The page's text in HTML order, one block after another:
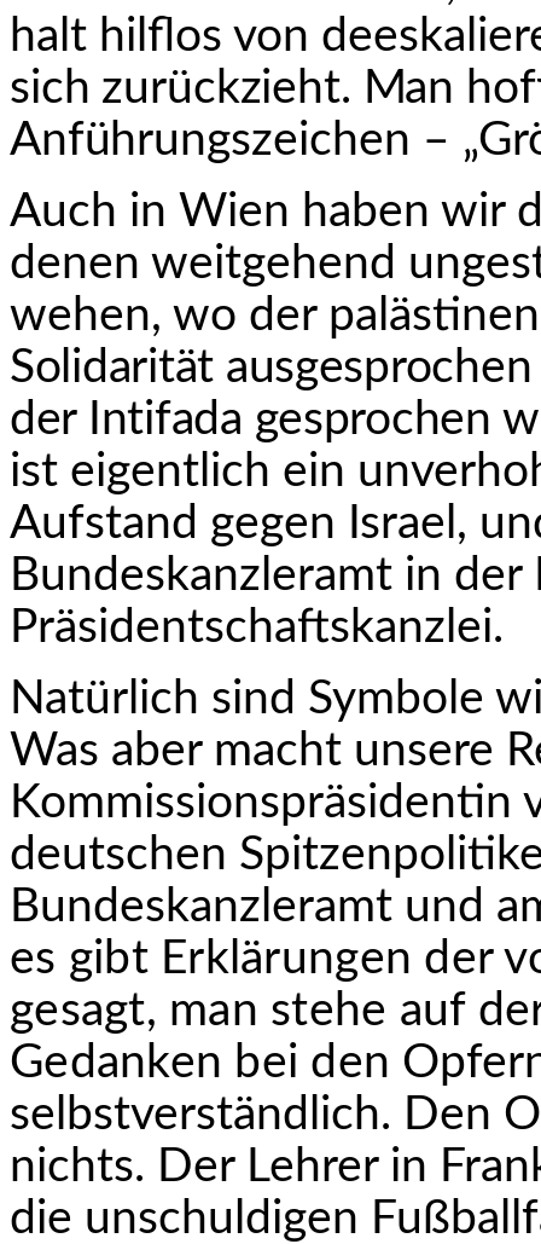
halt hilflos von
sich zurückzieht. Man
Anführungs­zeichen –
Auch in Wien haben wir
denen weitgehend
wehen, wo der
Solidarität
der Intifada gesprochen
ist eigentlich ein
Aufstand gegen Israel,
Bundeskanzleramt in
Präsidentschaftskanzlei.
Natürlich sind Symbole
Was aber macht unsere
Kommissionspräsidentin
deutschen
Bundeskanzleramt und
es gibt Erklärungen der
gesagt, man stehe auf
Gedanken bei den
selbstverständlich. Den
nichts. Der Lehrer in
die unschuldigen